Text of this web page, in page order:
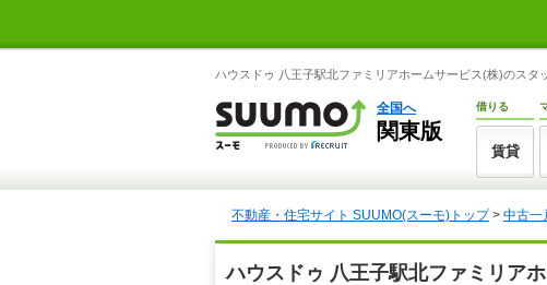
ハウスドゥ 八王子駅北ファミリアホームサービス(株)のス
全国へ
関東版
借りる
賃貸
不動産・住宅サイト SUUMO(スーモ)トップ> 中古一
ハウスドゥ 八王子駅北ファミリア